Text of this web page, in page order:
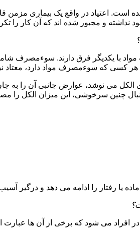
است. اعتیاد در واقع یک بیماری مزمن
نداشته و مجبور شده اند که آن کار را
مواد با یکدیگر فرق دارند. سوءمصرف
هر کسی که سوءمصرف مواد دارد، معتاد
الکل می نوشد، عوارض جانبی آن را به
چنین سرخوشی، این میزان الکل را
یا رفتار را ادامه می دهد و درگیر
در افراد می شود که برخی از آن ها عبارت